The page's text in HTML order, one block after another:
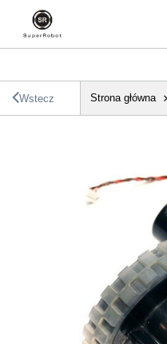
Wstecz Strona główna